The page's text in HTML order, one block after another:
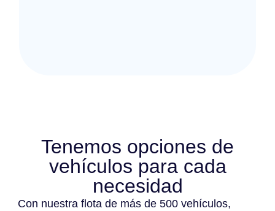
Tenemos opciones de
vehículos para cada
necesidad
Con nuestra flota de más de 500 vehículos,